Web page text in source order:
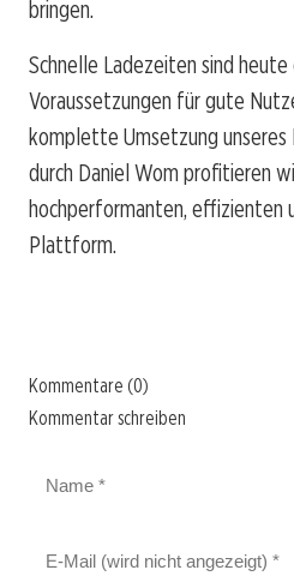
bringen.
Schnelle Ladezeiten sind
Voraussetzungen für gute
komplette Umsetzung unseres
durch Daniel Wom profitieren
hochperformanten, effizienten
Plattform.
Kommentare (0)
Kommentar schreiben